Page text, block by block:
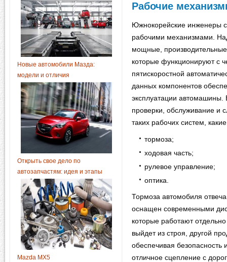
Новые автомобили Мазда:
модели и отличия
Открыть свое дело по
автозапчастям: идея и этапы
Mazda MX5
Рабочие
Южнокорейские инженеры
рабочими механизмами.
мощные,
которые функционируют с
пятискоростной
данных компонентов
эксплуатации автомашины.
проверки, обслуживание и
таких рабочих систем,
тормоза;
ходовая часть;
рулевое управление;
оптика.
Тормоза автомобиля
оснащен современными
которые работают
выйдет из строя, другой
обеспечивая
отличное сцепление с